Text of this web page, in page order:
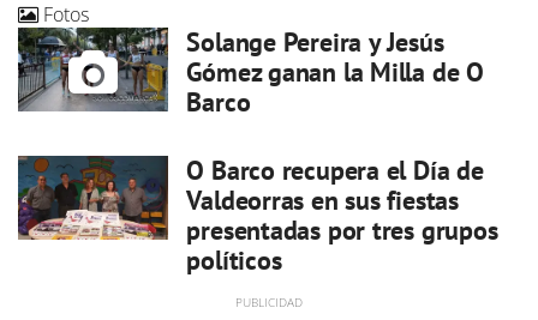
Fotos
Solange Pereira y Jesús
Gómez ganan la Milla de O
Barco
O Barco recupera el Día de
Valdeorras en sus fiestas
presentadas por tres grupos
políticos